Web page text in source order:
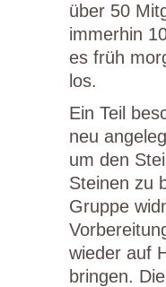
über 50
immerhin
es früh
los.
Ein Teil
neu
um den
Steinen zu
Gruppe
wieder auf
bringen.